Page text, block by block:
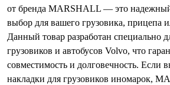
от бренда MARSHALL — это
выбор для вашего грузовика, прицепа
Данный товар разработан специально
грузовиков и автобусов Volvo, что
совместимость и долговечность. Если
накладки для грузовиков иномарок,